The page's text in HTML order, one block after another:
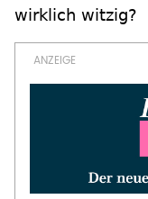
wirklich witzig?